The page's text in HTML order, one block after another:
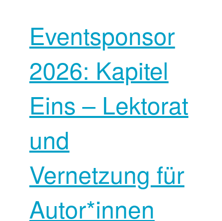
Eventsponsor
2026: Kapitel
Eins – Lektorat
und
Vernetzung für
Autor*innen